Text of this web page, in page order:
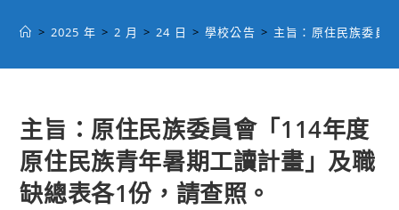
> 2025 年 > 2 月 > 24 日 > 學校公告 > 主旨：原住民族委員
主旨：原住民族委員會「114年度
原住民族青年暑期工讀計畫」及職
缺總表各1份，請查照。